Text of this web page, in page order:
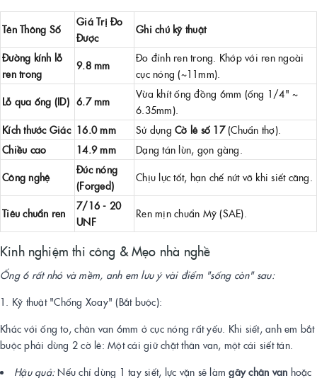
Tên Thông Số
Giá Trị Đo
Được
Ghi chú kỹ thuật
Đường kính lỗ
ren trong
9.8 mm
Đo đỉnh ren trong. Khớp với ren ngoài
cục nóng (~11mm).
Lỗ qua ống (ID) 6.7 mm
Vừa khít ống đồng 6mm (ống 1/4" ~
6.35mm).
Kích thước Giác 16.0 mm Sử dụng Cờ lê số 17(Chuẩn thợ).
Chiều cao
14.9 mm
Dạng tán lùn, gọn gàng.
Công nghệ
Đúc nóng
(Forged)
Chịu lực tốt, hạn chế nứt vỡ khi siết căng.
Tiêu chuẩn ren
7/16 - 20
UNF
Ren mịn chuẩn Mỹ (SAE).
Kinh nghiệm thi công & Mẹo nhà nghề
Ống 6 rất nhỏ và mềm, anh em lưu ý vài điểm "sống còn" sau:
1. Kỹ thuật "Chống Xoay" (Bắt buộc):
Khác với ống to, chân van 6mm ở cục nóng rất yếu. Khi siết, anh em bắt
buộc phải dùng 2 cờ lê: Một cái giữ chặt thân van, một cái siết tán.
Hậu quả:Nếu chỉ dùng 1 tay siết, lực vặn sẽ làmgãy chân van hoặc